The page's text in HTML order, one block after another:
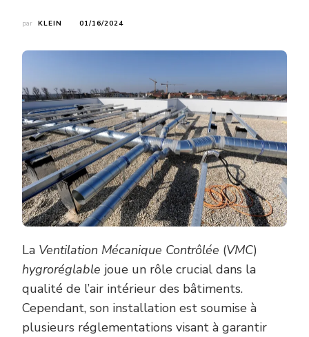
par KLEIN 01/16/2024
La Ventilation Mécanique Contrôlée (VMC)
hygroréglable joue un rôle crucial dans la
qualité de l’air intérieur des bâtiments.
Cependant, son installation est soumise à
plusieurs réglementations visant à garantir